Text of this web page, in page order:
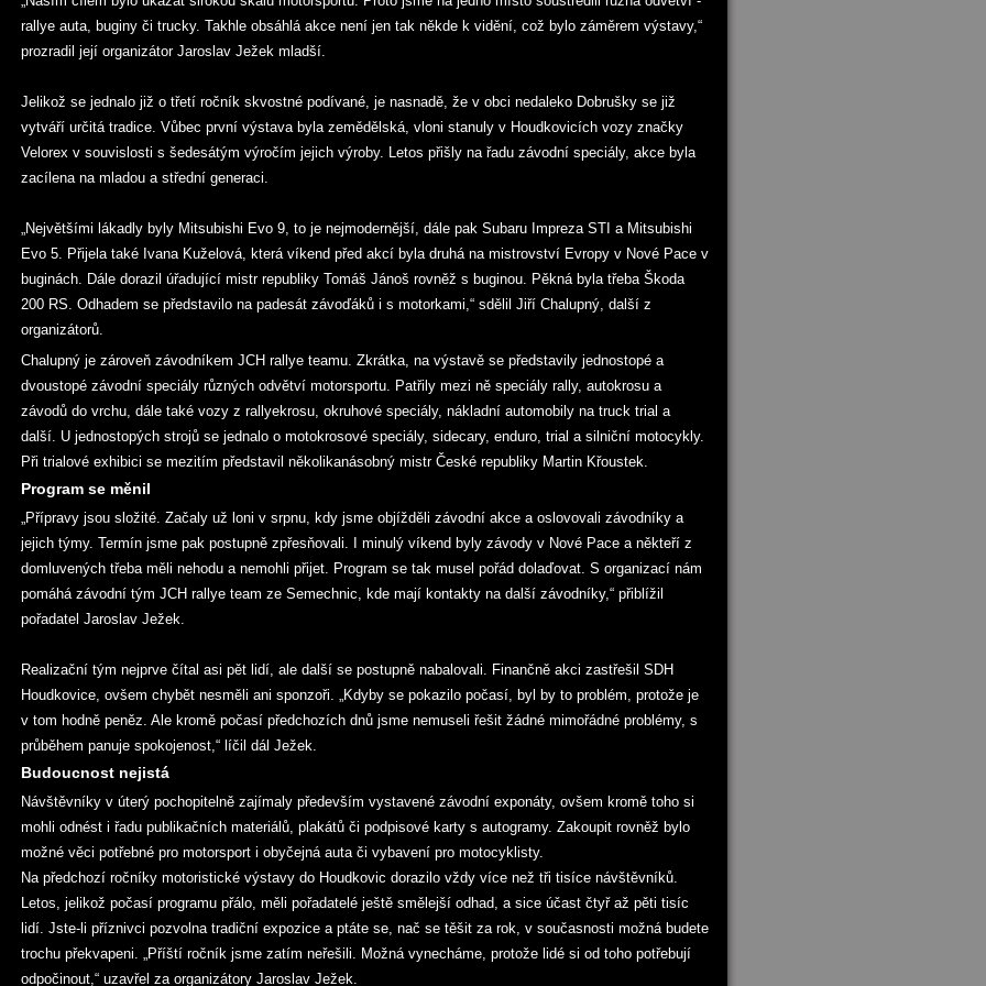
rallye auta, buginy či trucky. Takhle obsáhlá akce není jen tak někde k vidění, což bylo záměrem výstavy,“
prozradil její organizátor Jaroslav Ježek mladší.
Jelikož se jednalo již o třetí ročník skvostné podívané, je nasnadě, že v obci nedaleko Dobrušky se již
vytváří určitá tradice. Vůbec první výstava byla zemědělská, vloni stanuly v Houdkovicích vozy značky
Velorex v souvislosti s šedesátým výročím jejich výroby. Letos přišly na řadu závodní speciály, akce byla
zacílena na mladou a střední generaci.
„Největšími lákadly byly Mitsubishi Evo 9, to je nejmodernější, dále pak Subaru Impreza STI a Mitsubishi
Evo 5. Přijela také Ivana Kuželová, která víkend před akcí byla druhá na mistrovství Evropy v Nové Pace v
buginách. Dále dorazil úřadující mistr republiky Tomáš Jánoš rovněž s buginou. Pěkná byla třeba Škoda
200 RS. Odhadem se představilo na padesát závoďáků i s motorkami,“ sdělil Jiří Chalupný, další z
organizátorů.
Chalupný je zároveň závodníkem JCH rallye teamu. Zkrátka, na výstavě se představily jednostopé a
dvoustopé závodní speciály různých odvětví motorsportu. Patřily mezi ně speciály rally, autokrosu a
závodů do vrchu, dále také vozy z rallyekrosu, okruhové speciály, nákladní automobily na truck trial a
další. U jednostopých strojů se jednalo o motokrosové speciály, sidecary, enduro, trial a silniční motocykly.
Při trialové exhibici se mezitím představil několikanásobný mistr České republiky Martin Křoustek.
Program se měnil
„Přípravy jsou složité. Začaly už loni v srpnu, kdy jsme objížděli závodní akce a oslovovali závodníky a
jejich týmy. Termín jsme pak postupně zpřesňovali. I minulý víkend byly závody v Nové Pace a někteří z
domluvených třeba měli nehodu a nemohli přijet. Program se tak musel pořád dolaďovat. S organizací nám
pomáhá závodní tým JCH rallye team ze Semechnic, kde mají kontakty na další závodníky,“ přiblížil
pořadatel Jaroslav Ježek.
Realizační tým nejprve čítal asi pět lidí, ale další se postupně nabalovali. Finančně akci zastřešil SDH
Houdkovice, ovšem chybět nesměli ani sponzoři. „Kdyby se pokazilo počasí, byl by to problém, protože je
v tom hodně peněz. Ale kromě počasí předchozích dnů jsme nemuseli řešit žádné mimořádné problémy, s
průběhem panuje spokojenost,“ líčil dál Ježek.
Budoucnost nejistá
Návštěvníky v úterý pochopitelně zajímaly především vystavené závodní exponáty, ovšem kromě toho si
mohli odnést i řadu publikačních materiálů, plakátů či podpisové karty s autogramy. Zakoupit rovněž bylo
možné věci potřebné pro motorsport i obyčejná auta či vybavení pro motocyklisty.
Na předchozí ročníky motoristické výstavy do Houdkovic dorazilo vždy více než tři tisíce návštěvníků.
Letos, jelikož počasí programu přálo, měli pořadatelé ještě smělejší odhad, a sice účast čtyř až pěti tisíc
lidí. Jste-li příznivci pozvolna tradiční expozice a ptáte se, nač se těšit za rok, v současnosti možná budete
trochu překvapeni. „Příští ročník jsme zatím neřešili. Možná vynecháme, protože lidé si od toho potřebují
odpočinout,“ uzavřel za organizátory Jaroslav Ježek.